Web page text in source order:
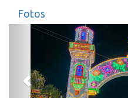
Fotos
Anterior